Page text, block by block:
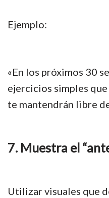
Ejemplo:
«En los próximos 30
ejercicios simples
te mantendrán libre
7. Muestra el
Utilizar visuales que